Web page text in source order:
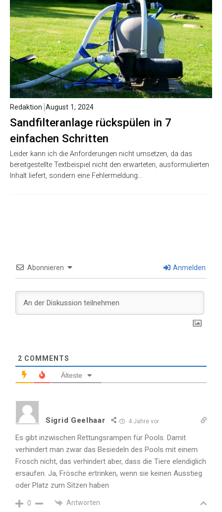
Sandfilteranlage rückspülen in 7
einfachen Schritten
Redaktion August 1, 2024
Leider kann ich die Anforderungen nicht umsetzen, da das
bereitgestellte Textbeispiel nicht den erwarteten, ausformulierten
Inhalt liefert, sondern eine Fehlermeldung…
Abonnieren Anmelden
2 COMMENTS
Älteste
Sigrid Geelhaar 4 Jahre vor
Es gibt inzwischen Rettungsrampen für Pools. Damit
verhindert man zwar das Besiedeln des Pools mit einem
Frosch nicht, das verhindert aber, dass die Tiere elendiglich
ersaufen. Ja, Frösche ertrinken, wenn sie keinen Ausstieg
oder Platz zum Sitzen haben
0 Antworten